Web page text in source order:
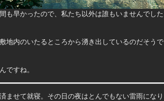
も早かったので、私たち以外は誰もいませんでし
地内のいたるところから湧き出しているのだそう
ですね。
ませて就寝。その日の夜はとんでもない雷雨にな